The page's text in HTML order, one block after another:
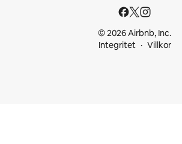
© 2026 Airbnb, Inc.
Integritet
Villkor